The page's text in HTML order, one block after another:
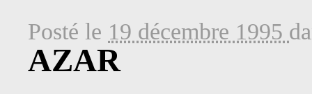
Posté le 19 décembre 1995
AZAR